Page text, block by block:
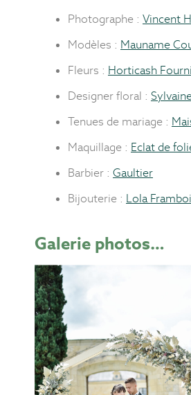
Photographe : Vincent
Modèles : Mauname
Fleurs : Horticash
Designer floral :
Tenues de mariage :
Maquillage : Eclat de
Barbier : Gaultier
Bijouterie : Lola
Galerie photos…